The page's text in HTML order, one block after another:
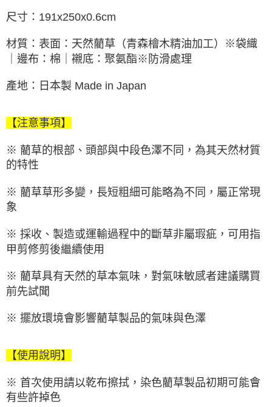
尺寸：191x250x0.6cm
材質：表面：天然藺草（青森檜木精油加工）※袋織
｜邊布：棉｜襯底：聚氨酯※防滑處理
產地：日本製 Made in Japan
【注意事項】
※ 藺草的根部、頭部與中段色澤不同，為其天然材質
的特性
※ 藺草草形多變，長短粗細可能略為不同，屬正常現
象
※ 採收、製造或運輸過程中的斷草非屬瑕疵，可用指
甲剪修剪後繼續使用
※ 藺草具有天然的草本氣味，對氣味敏感者建議購買
前先試聞
※ 擺放環境會影響藺草製品的氣味與色澤
【使用說明】
※ 首次使用請以乾布擦拭，染色藺草製品初期可能會
有些許掉色